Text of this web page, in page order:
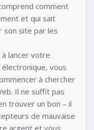
comment
et qui sait
son site par les
lancer votre
vous
à chercher
Il ne suffit pas
trouver un bon – il
de mauvaise
argent et vous